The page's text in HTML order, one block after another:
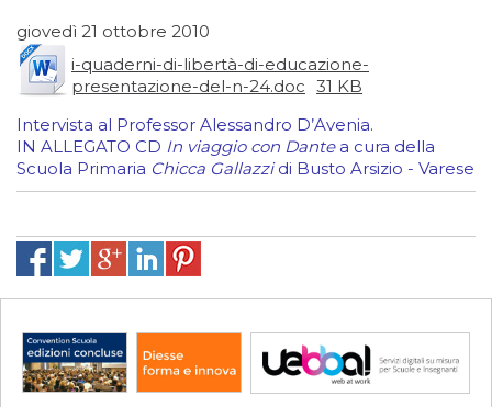
giovedì 21 ottobre 2010
i-quaderni-di-libertà-di-educazione-
presentazione-del-n-24.doc 31 KB
Intervista al Professor Alessandro D’Avenia.
IN ALLEGATO CD In viaggio con Dantea cura della
Scuola Primaria Chicca Gallazzidi Busto Arsizio - Varese